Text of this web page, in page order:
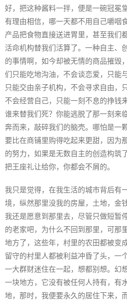
好，把这种酱料一拌，便是一碗冠冕
有理由相信，哪一天都不用自己嚼咽
产品把食物直接送进胃里，甚至我们
活命机构替我们活算了。一种自主、
的事情啊，如今却被无情的商品摧毁
们只能吃地沟油，不会谈恋爱，只能
只能交由亲子机构，不会寻求自由，
不会经营自己，只能一刻不息的挣钱
谁来替我们死？你能逃脱了那一刻来
奔而来，敲碎我们的脑壳。哪怕是一
要比在商铺里购得吃起来更甜，因为
的努力，如果是无数自主的创造构筑
把王座礼让给你，你都会不屑的。
我只是觉得，在我生活的城市背后有
境，纵然那里没我的房屋，土地，金
我还是愿意到那里去，尽管只做短暂
的老家吧，为什么不回到那里，可那
地方了，这些年，村里的农田都被变
留守的村里人都被利益冲昏了头，一
一大群财迷住在一起，想都别想。幻
一块地方，它没有被任何人持有，有
地，那时，我便要永久的居住下来，